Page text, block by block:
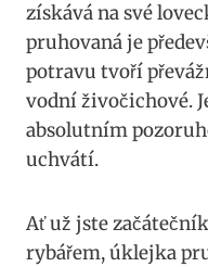
získává ⁤na své
⁣pruhovaná ⁤je
‍potravu​ tvoří
vodní živočichové.
absolutním
uchvátí.
Ať už jste
‍rybářem, úklejka